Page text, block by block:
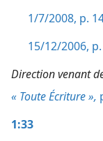
1/7/2008, p.
15/12/2006,
Direction venant
« Toute Écriture »,
1:33